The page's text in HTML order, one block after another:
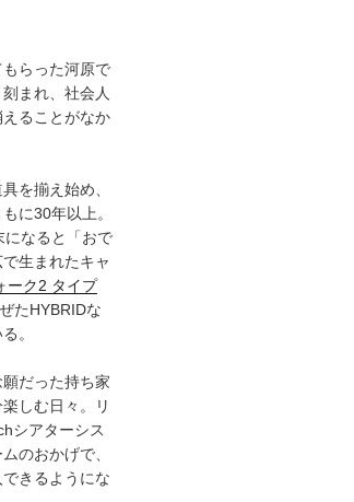
らった河原で
まれ、社会人
ることがなか
を揃え始め、
に30年以上。
なると「おで
生まれたキャ
ーク2 タイプ
たHYBRIDな
。
だった持ち家
しむ日々。リ
シアターシス
のおかげで、
きるようにな